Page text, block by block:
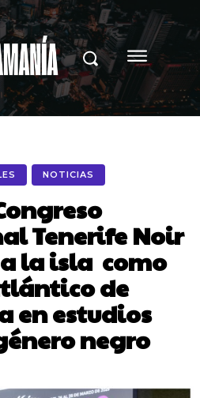
NOTICIAS
Tenerife Noir
la isla como
de
en estudios
negro